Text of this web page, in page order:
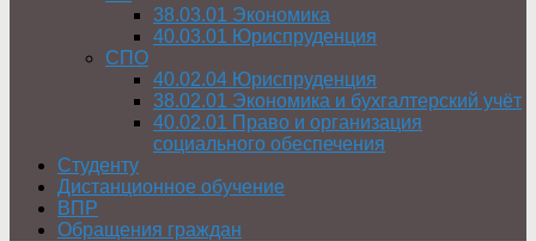
38.03.01 Экономика
40.03.01 Юриспруденция
СПО
40.02.04 Юриспруденция
38.02.01 Экономика и бухгалтерский учёт
40.02.01 Право и организация
социального обеспечения
Студенту
Дистанционное обучение
ВПР
Обращения граждан